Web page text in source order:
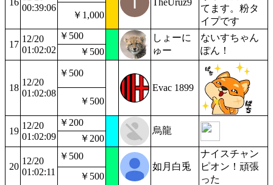
16
00:39:06
TheUruz9
てます。粉タ
イプです
￥1,000
17
12/20
01:02:02
￥500
しょーに
ゅー
ないすちゃん
ぽん！
￥500
18
12/20
01:02:08
￥500
Evac 1899
￥500
19
12/20
01:02:09
￥200
烏龍
￥200
20
12/20
01:02:11
￥500
如月白兎
ナイスチャン
ピオン！頑張
った
￥500